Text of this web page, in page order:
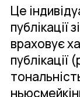
Це
публікації
враховує
публікації